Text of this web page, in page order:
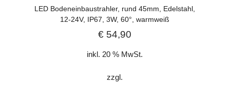
LED Bodeneinbaustrahler, rund 45mm, Edelstahl,
12-24V, IP67, 3W, 60°, warmweiß
€ 54,90
inkl. 20 % MwSt.
zzgl.